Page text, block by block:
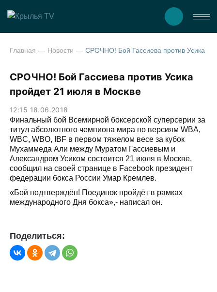
Главная Новости
СРОЧНО! Бой Гассиева против Усика
пройдет 21 июля в Москве
12:15 18.06.2018
Финальный бой Всемирной боксерской суперсерии за
титул абсолютного чемпиона мира по версиям WBA,
WBC, WBO, IBF в первом тяжелом весе за кубок
Мухаммеда Али между Муратом Гассиевым и
Александром Усиком состоится 21 июля в Москве,
сообщил на своей странице в Facebook президент
федерации бокса России Умар Кремлев.
«Бой подтверждён! Поединок пройдёт в рамках
международного Дня бокса»,- написал он.
Поделиться: